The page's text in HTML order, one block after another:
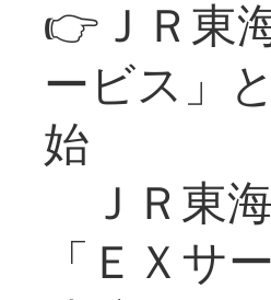
👉ＪＲ東
ービス」
始
ＪＲ東
「ＥＸサ